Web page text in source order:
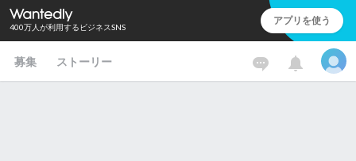
400万人が利用するビジネスSNS アプリを使う
募集 ストーリー